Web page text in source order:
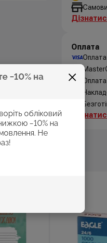
−10% на
обліковий
−10% на
Не
Оплата